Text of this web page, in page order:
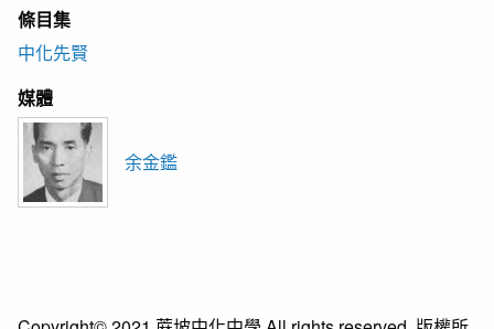
條目集
中化先賢
媒體
余金鑑